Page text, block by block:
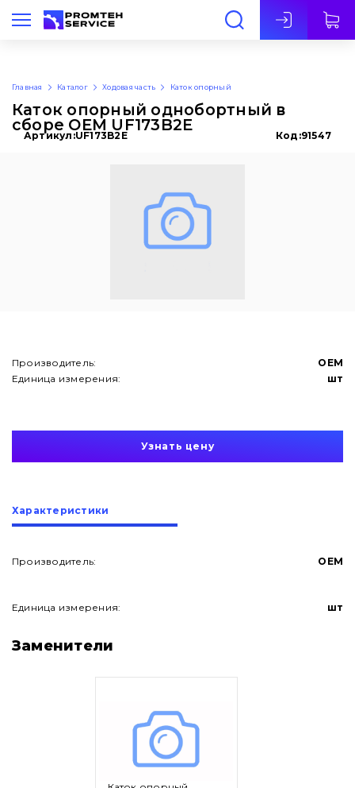
Рус
О нас
Главная Каталог Ходовая часть Каток опорный
Каток опорный однобортный в
сборе OEM UF173B2E
Артикул:UF173B2E Код:91547
Производитель:
OEM
Единица измерения:
шт
Узнать цену
Характеристики
Производитель: OEM
Единица измерения: шт
Заменители